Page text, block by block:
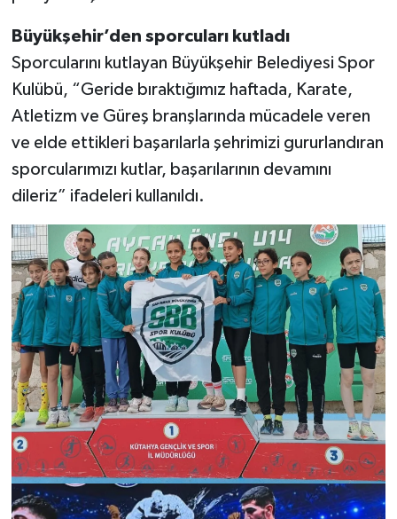
Büyükşehir’den sporcuları kutladı
Sporcularını kutlayan Büyükşehir Belediyesi Spor
Kulübü, “Geride bıraktığımız haftada, Karate,
Atletizm ve Güreş branşlarında mücadele veren
ve elde ettikleri başarılarla şehrimizi gururlandıran
sporcularımızı kutlar, başarılarının devamını
dileriz” ifadeleri kullanıldı.